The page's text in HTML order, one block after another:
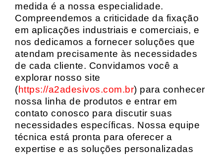
medida é a nossa especialidade.
Compreendemos a criticidade da fixação
em aplicações industriais e comerciais, e
nos dedicamos a fornecer soluções que
atendam precisamente às necessidades
de cada cliente. Convidamos você a
explorar nosso site
(https://a2adesivos.com.br) para conhecer
nossa linha de produtos e entrar em
contato conosco para discutir suas
necessidades específicas. Nossa equipe
técnica está pronta para oferecer a
expertise e as soluções personalizadas